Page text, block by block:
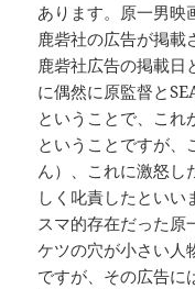
あります。原一男映
鹿砦社の広告が掲載
鹿砦社広告の掲載日
に偶然に原監督と
ということで、これ
ということですが、
ん）、これに激怒し
しく叱責したといい
スマ的存在だった原
ケツの穴が小さい人
ですが、その広告に